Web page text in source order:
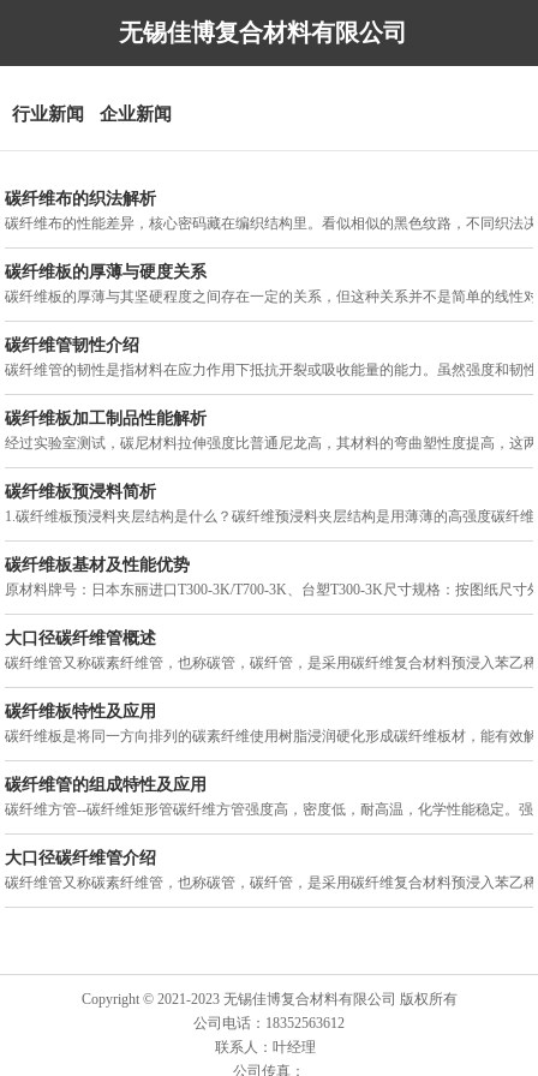
无锡佳博复合材料有限公司
行业新闻 企业新闻
碳纤维布的织法解析
碳纤维布的性能差异，核心密码藏在编织结构里。看似相似的黑色纹路，不同织法
碳纤维板的厚薄与硬度关系
碳纤维板的厚薄与其坚硬程度之间存在一定的关系，但这种关系并不是简单的线性
碳纤维管韧性介绍
碳纤维管的韧性是指材料在应力作用下抵抗开裂或吸收能量的能力。虽然强度和韧
碳纤维板加工制品性能解析
经过实验室测试，碳尼材料拉伸强度比普通尼龙高，其材料的弯曲塑性度提高，这
碳纤维板预浸料简析
1.碳纤维板预浸料夹层结构是什么？碳纤维预浸料夹层结构是用薄薄的高强度碳纤
碳纤维板基材及性能优势
原材料牌号：日本东丽进口T300-3K/T700-3K、台塑T300-3K尺寸规格：按图纸尺寸
大口径碳纤维管概述
碳纤维管又称碳素纤维管，也称碳管，碳纤管，是采用碳纤维复合材料预浸入苯乙
碳纤维板特性及应用
碳纤维板是将同一方向排列的碳素纤维使用树脂浸润硬化形成碳纤维板材，能有效
碳纤维管的组成特性及应用
碳纤维方管--碳纤维矩形管碳纤维方管强度高，密度低，耐高温，化学性能稳定。强
大口径碳纤维管介绍
碳纤维管又称碳素纤维管，也称碳管，碳纤管，是采用碳纤维复合材料预浸入苯乙
Copyright © 2021-2023 无锡佳博复合材料有限公司 版权所有
公司电话：18352563612
联系人：叶经理
公司传真：